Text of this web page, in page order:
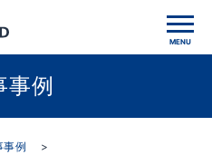
事例
事例